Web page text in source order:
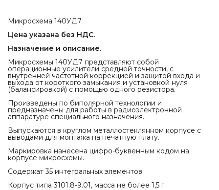
Микросхема 140УД7
Цена указана без НДС.
Назначение и описание.
Микросхемы 140УД7 представляют собой
операционные усилители средней точности, с
внутренней частотной коррекцией и защитой входа и
выхода от короткого замыкания и установкой нуля
(балансировкой) с помощью одного резистора.
Произведены по биполярной технологии и
предназначены для работы в радиоэлектронной
аппаратуре специального назначения.
Выпускаются в круглом металлостеклянном корпусе с
выводами для монтажа на печатную плату.
Маркировка нанесена цифро-буквенным кодом на
корпусе микросхемы.
Содержат 35 интегральных элементов.
Корпус типа 3101.8-9.01, масса не более 1,5 г.